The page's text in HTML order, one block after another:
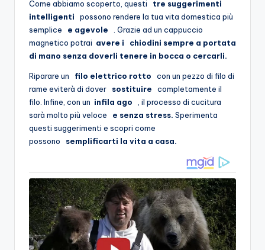
Come abbiamo scoperto, questi tre suggerimenti
intelligenti possono rendere la tua vita domestica più
semplice e agevole . Grazie ad un cappuccio
magnetico potrai avere i chiodini sempre a portata
di mano senza doverli tenere in bocca o cercarli.
Riparare un filo elettrico rotto con un pezzo di filo di
rame eviterà di dover sostituire completamente il
filo. Infine, con un infila ago , il processo di cucitura
sarà molto più veloce e senza stress. Sperimenta
questi suggerimenti e scopri come
possono semplificarti la vita a casa.